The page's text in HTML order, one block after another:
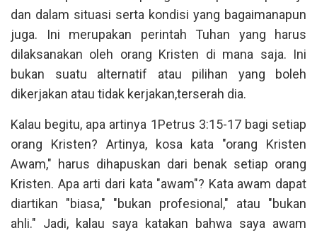
dan dalam situasi serta kondisi yang bagaimanapun
juga. Ini merupakan perintah Tuhan yang harus
dilaksanakan oleh orang Kristen di mana saja. Ini
bukan suatu alternatif atau pilihan yang boleh
dikerjakan atau tidak kerjakan,terserah dia.
Kalau begitu, apa artinya 1Petrus 3:15-17 bagi setiap
orang Kristen? Artinya, kosa kata "orang Kristen
Awam," harus dihapuskan dari benak setiap orang
Kristen. Apa arti dari kata "awam"? Kata awam dapat
diartikan "biasa," "bukan profesional," atau "bukan
ahli." Jadi, kalau saya katakan bahwa saya awam